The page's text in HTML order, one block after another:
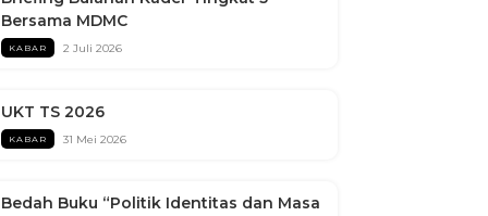
Bersama MDMC
KABAR 2 Juli 2026
UKT TS 2026
KABAR 31 Mei 2026
Bedah Buku “Politik Identitas dan Masa